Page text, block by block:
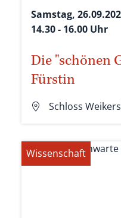
Samstag,
14.30 - 16.00 Uhr
Die "schönen
Fürstin
Schloss
Wissenschaft